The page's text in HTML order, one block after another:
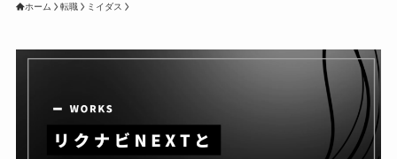
ホーム 転職 ミイダス